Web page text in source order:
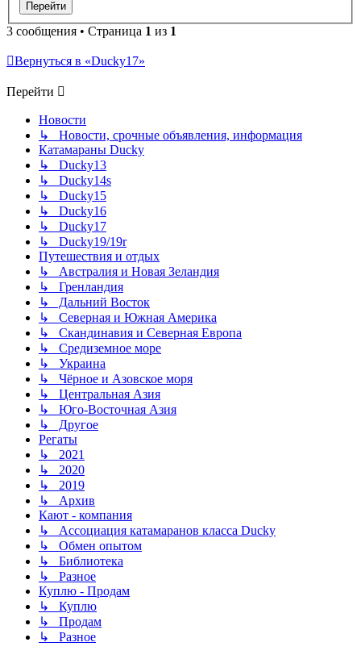
3 сообщения • Страница 1 из 1
Вернуться в «Ducky17»
Перейти
Новости
↳ Новости, срочные объявления, информация
Катамараны Ducky
↳ Ducky13
↳ Ducky14s
↳ Ducky15
↳ Ducky16
↳ Ducky17
↳ Ducky19/19r
Путешествия и отдых
↳ Австралия и Новая Зеландия
↳ Гренландия
↳ Дальний Восток
↳ Северная и Южная Америка
↳ Скандинавия и Северная Европа
↳ Средиземное море
↳ Украина
↳ Чёрное и Азовское моря
↳ Центральная Азия
↳ Юго-Восточная Азия
↳ Другое
Регаты
↳ 2021
↳ 2020
↳ 2019
↳ Архив
Кают - компания
↳ Ассоциация катамаранов класса Ducky
↳ Обмен опытом
↳ Библиотека
↳ Разное
Куплю - Продам
↳ Куплю
↳ Продам
↳ Разное